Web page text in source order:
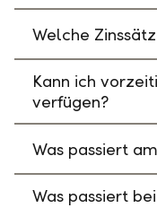
Welche
Kann ich
verfügen?
Was passiert
Was passiert